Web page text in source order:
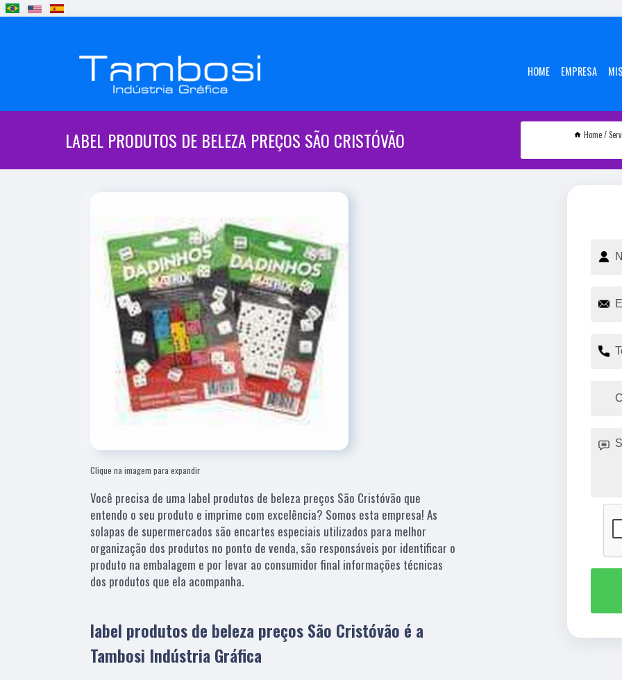
HOME EMPRESA
LABEL PRODUTOS DE BELEZA PREÇOS SÃO CRISTÓVÃO Home
Clique na imagem para expandir
Você precisa de uma label produtos de beleza preços São Cristóvão que
entendo o seu produto e imprime com excelência? Somos esta empresa! As
solapas de supermercados são encartes especiais utilizados para melhor
organização dos produtos no ponto de venda, são responsáveis por identificar o
produto na embalagem e por levar ao consumidor final informações técnicas
dos produtos que ela acompanha.
label produtos de beleza preços São Cristóvão é a
Tambosi Indústria Gráfica